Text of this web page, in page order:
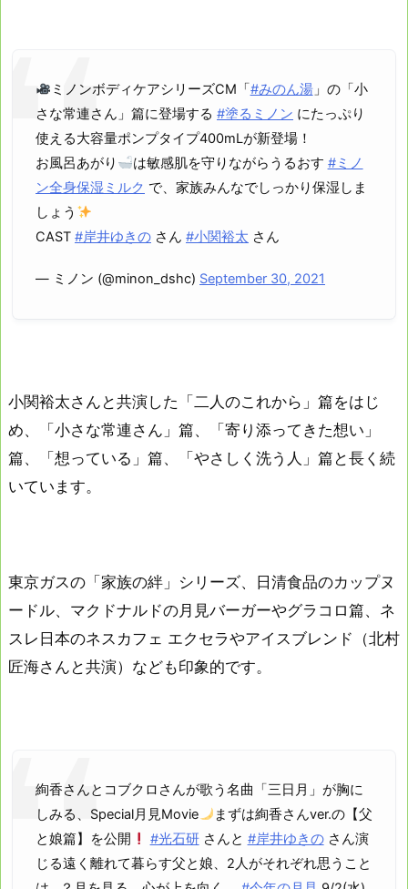
ミノンボディケアシリーズCM「#みのん湯」の「小
さな常連さん」篇に登場する #塗るミノン にたっぷり
使える大容量ポンプタイプ400mLが新登場！
お風呂あがり
は敏感肌を守りながらうるおす #ミノ
ン全身保湿ミルク で、家族みんなでしっかり保湿しま
しょう
CAST #岸井ゆきの さん #小関裕太 さん
— ミノン (@minon_dshc) September 30, 2021
小関裕太さんと共演した「二人のこれから」篇をはじ
め、「小さな常連さん」篇、「寄り添ってきた想い」
篇、「想っている」篇、「やさしく洗う人」篇と長く続
いています。
東京ガスの「家族の絆」シリーズ、日清食品のカップヌ
ードル、マクドナルドの月見バーガーやグラコロ篇、ネ
スレ日本のネスカフェ エクセラやアイスブレンド（北村
匠海さんと共演）なども印象的です。
絢香さんとコブクロさんが歌う名曲「三日月」が胸に
しみる、Special月見Movie
まずは絢香さんver.の【父
と娘篇】を公開
#光石研さんと #岸井ゆきのさん演
じる遠く離れて暮らす父と娘、2人がそれぞれ思うこと